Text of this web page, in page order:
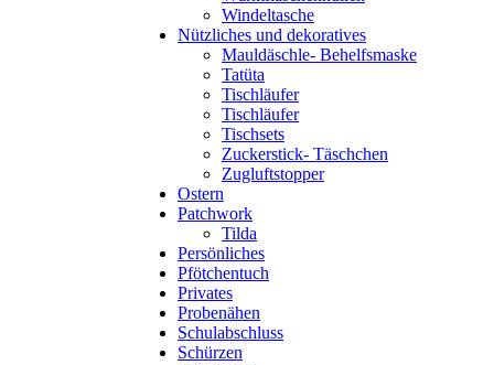
Windeltasche
Nützliches und dekoratives
Mauldäschle- Behelfsmaske
Tatüta
Tischläufer
Tischläufer
Tischsets
Zuckerstick- Täschchen
Zugluftstopper
Ostern
Patchwork
Tilda
Persönliches
Pfötchentuch
Privates
Probenähen
Schulabschluss
Schürzen